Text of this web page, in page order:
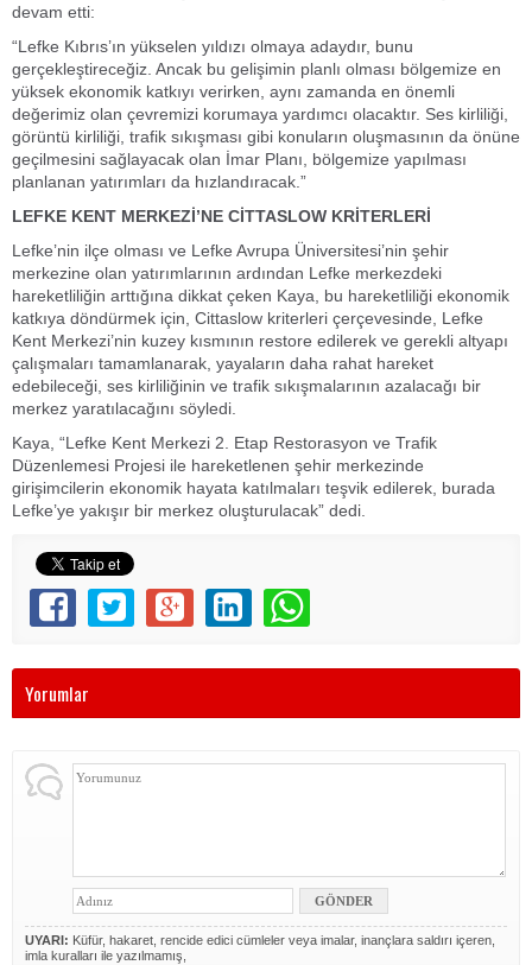
devam etti:
“Lefke Kıbrıs’ın yükselen yıldızı olmaya adaydır, bunu
gerçekleştireceğiz. Ancak bu gelişimin planlı olması bölgemize en
yüksek ekonomik katkıyı verirken, aynı zamanda en önemli
değerimiz olan çevremizi korumaya yardımcı olacaktır. Ses kirliliği,
görüntü kirliliği, trafik sıkışması gibi konuların oluşmasının da önüne
geçilmesini sağlayacak olan İmar Planı, bölgemize yapılması
planlanan yatırımları da hızlandıracak.”
LEFKE KENT MERKEZİ’NE CİTTASLOW KRİTERLERİ
Lefke’nin ilçe olması ve Lefke Avrupa Üniversitesi’nin şehir
merkezine olan yatırımlarının ardından Lefke merkezdeki
hareketliliğin arttığına dikkat çeken Kaya, bu hareketliliği ekonomik
katkıya döndürmek için, Cittaslow kriterleri çerçevesinde, Lefke
Kent Merkezi’nin kuzey kısmının restore edilerek ve gerekli altyapı
çalışmaları tamamlanarak, yayaların daha rahat hareket
edebileceği, ses kirliliğinin ve trafik sıkışmalarının azalacağı bir
merkez yaratılacağını söyledi.
Kaya, “Lefke Kent Merkezi 2. Etap Restorasyon ve Trafik
Düzenlemesi Projesi ile hareketlenen şehir merkezinde
girişimcilerin ekonomik hayata katılmaları teşvik edilerek, burada
Lefke’ye yakışır bir merkez oluşturulacak” dedi.
Yorumlar
UYARI: Küfür, hakaret, rencide edici cümleler veya imalar, inançlara saldırı içeren,
imla kuralları ile yazılmamış,